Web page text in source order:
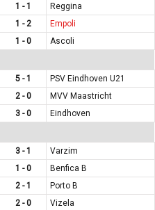
1 - 1
Reggina
1 - 2
Empoli
1 - 0
Ascoli
5 - 1
PSV Eindhoven U21
2 - 0
MVV Maastricht
3 - 0
Eindhoven
3 - 1
Varzim
1 - 0
Benfica B
2 - 1
Porto B
2 - 0
Vizela